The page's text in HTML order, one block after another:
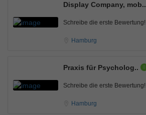
Display Company, mob..
Schreibe die erste Bewertung!
Hamburg
Praxis für Psycholog..
Schreibe die erste Bewertung!
Hamburg